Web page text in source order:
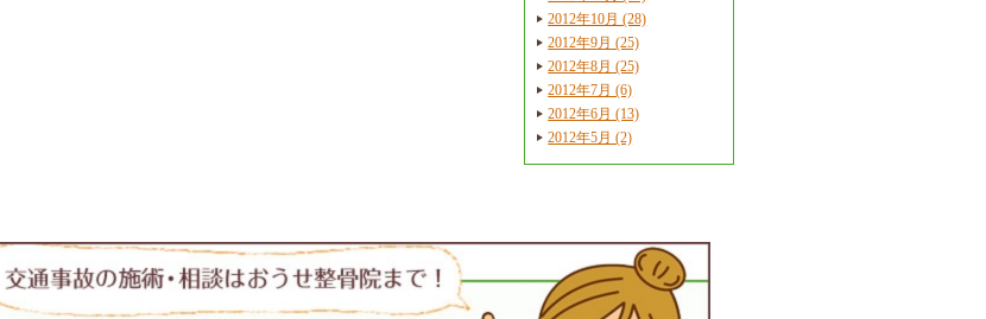
2012年10月 (28)
2012年9月 (25)
2012年8月 (25)
2012年7月 (6)
2012年6月 (13)
2012年5月 (2)